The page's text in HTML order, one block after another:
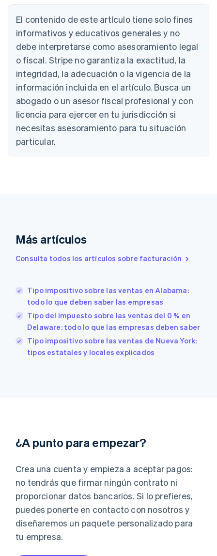
El contenido de este artículo tiene solo fines
informativos y educativos generales y no
debe interpretarse como asesoramiento legal
o fiscal. Stripe no garantiza la exactitud, la
integridad, la adecuación o la vigencia de la
información incluida en el artículo. Busca un
abogado o un asesor fiscal profesional y con
licencia para ejercer en tu jurisdicción si
necesitas asesoramiento para tu situación
particular.
Más artículos
Consulta todos los artículos sobre facturación
Tipo impositivo sobre las ventas en Alabama:
todo lo que deben saber las empresas
Tipo del impuesto sobre las ventas del 0 % en
Delaware: todo lo que las empresas deben saber
Tipo impositivo sobre las ventas de Nueva York:
tipos estatales y locales explicados
¿A punto para empezar?
Crea una cuenta y empieza a aceptar pagos:
no tendrás que firmar ningún contrato ni
proporcionar datos bancarios. Si lo prefieres,
puedes ponerte en contacto con nosotros y
diseñaremos un paquete personalizado para
tu empresa.
Alemania
Australia
English
Austria
Deutsch
Bélgica
NederlandsFrançaisDeutschEnglish
Brasil
Português
Bulgaria
Croacia
English Italiano
English
Eslovaquia
English
Eslovenia
English Italiano
Español English
Estados Unidos
English
Grecia
Hungría
English
India
English
Irlanda
ItalianoEnglish